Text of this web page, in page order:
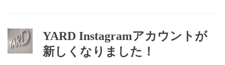
YARD Instagramアカウントが
新しくなりました！